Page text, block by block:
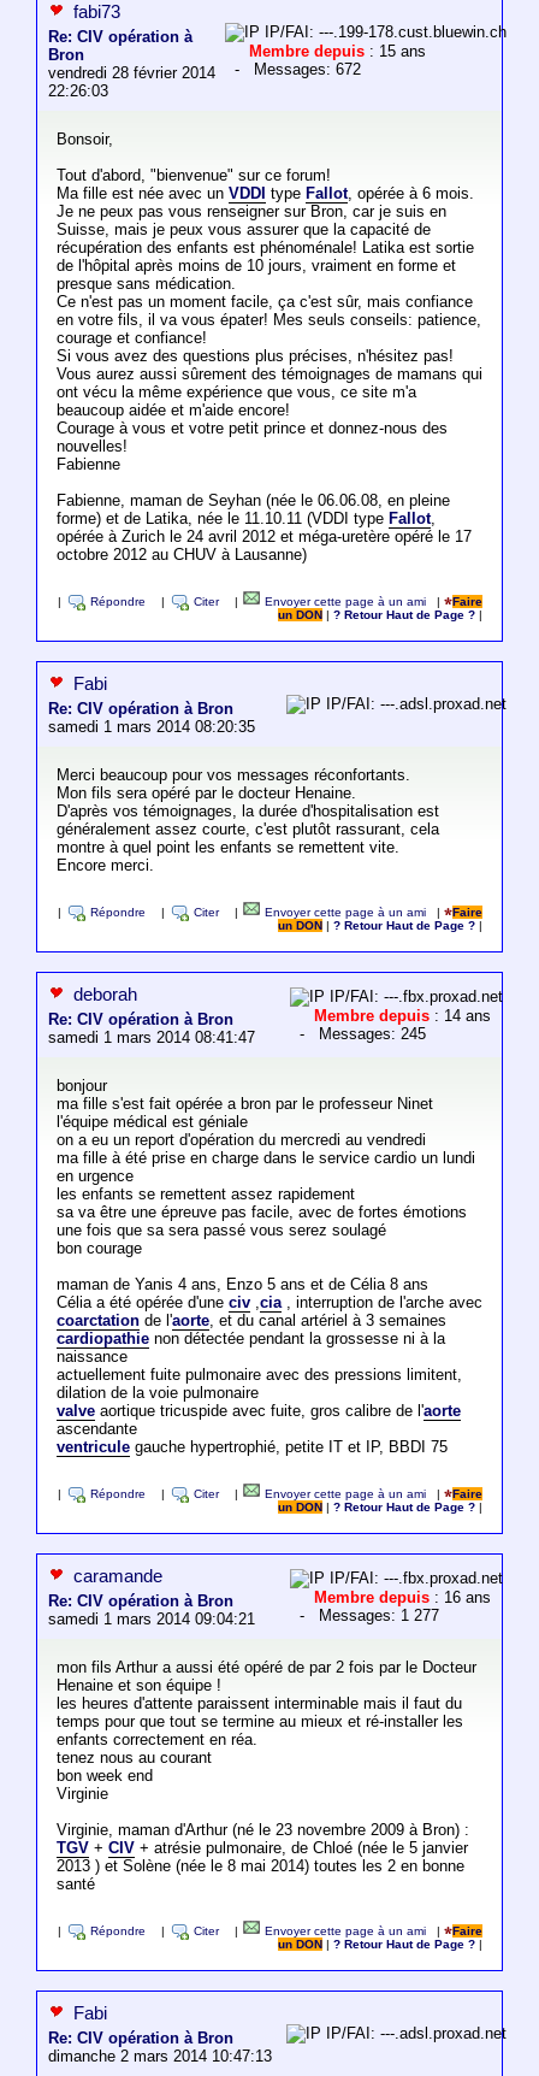
fabi73
Re: CIV opération à
Bron
vendredi 28 février 2014
22:26:03
IP/FAI: ---.199-178.cust.bluewin.ch
Membre depuis : 15 ans
- Messages: 672
Bonsoir,
Tout d'abord, "bienvenue" sur ce forum!
Ma fille est née avec un VDDI type Fallot, opérée à 6 mois.
Je ne peux pas vous renseigner sur Bron, car je suis en
Suisse, mais je peux vous assurer que la capacité de
récupération des enfants est phénoménale! Latika est sortie
de l'hôpital après moins de 10 jours, vraiment en forme et
presque sans médication.
Ce n'est pas un moment facile, ça c'est sûr, mais confiance
en votre fils, il va vous épater! Mes seuls conseils: patience,
courage et confiance!
Si vous avez des questions plus précises, n'hésitez pas!
Vous aurez aussi sûrement des témoignages de mamans qui
ont vécu la même expérience que vous, ce site m'a
beaucoup aidée et m'aide encore!
Courage à vous et votre petit prince et donnez-nous des
nouvelles!
Fabienne
Fabienne, maman de Seyhan (née le 06.06.08, en pleine
forme) et de Latika, née le 11.10.11 (VDDI type Fallot,
opérée à Zurich le 24 avril 2012 et méga-uretère opéré le 17
octobre 2012 au CHUV à Lausanne)
Répondre Citer Envoyer cette page à un ami |
Faire
un DON
|? Retour Haut de Page ?
Fabi
Re: CIV opération à Bron
samedi 1 mars 2014 08:20:35
IP/FAI: ---.adsl.proxad.net
Merci beaucoup pour vos messages réconfortants.
Mon fils sera opéré par le docteur Henaine.
D'après vos témoignages, la durée d'hospitalisation est
généralement assez courte, c'est plutôt rassurant, cela
montre à quel point les enfants se remettent vite.
Encore merci.
Répondre Citer Envoyer cette page à un ami |
Faire
un DON
|? Retour Haut de Page ?
deborah
Re: CIV opération à Bron
samedi 1 mars 2014 08:41:47
IP/FAI: ---.fbx.proxad.net
Membre depuis : 14 ans
- Messages: 245
bonjour
ma fille s'est fait opérée a bron par le professeur Ninet
l'équipe médical est géniale
on a eu un report d'opération du mercredi au vendredi
ma fille à été prise en charge dans le service cardio un lundi
en urgence
les enfants se remettent assez rapidement
sa va être une épreuve pas facile, avec de fortes émotions
une fois que sa sera passé vous serez soulagé
bon courage
maman de Yanis 4 ans, Enzo 5 ans et de Célia 8 ans
Célia a été opérée d'une civ,cia, interruption de l'arche avec
coarctationde l'aorte, et du canal artériel à 3 semaines
cardiopathienon détectée pendant la grossesse ni à la
naissance
actuellement fuite pulmonaire avec des pressions limitent,
dilation de la voie pulmonaire
valveaortique tricuspide avec fuite, gros calibre de l'aorte
ascendante
ventriculegauche hypertrophié, petite IT et IP, BBDI 75
Répondre Citer Envoyer cette page à un ami |
Faire
un DON
|? Retour Haut de Page ?
caramande
Re: CIV opération à Bron
samedi 1 mars 2014 09:04:21
IP/FAI: ---.fbx.proxad.net
Membre depuis : 16 ans
- Messages: 1 277
mon fils Arthur a aussi été opéré de par 2 fois par le Docteur
Henaine et son équipe !
les heures d'attente paraissent interminable mais il faut du
temps pour que tout se termine au mieux et ré-installer les
enfants correctement en réa.
tenez nous au courant
bon week end
Virginie
Virginie, maman d'Arthur (né le 23 novembre 2009 à Bron) :
TGV+ CIV+ atrésie pulmonaire, de Chloé (née le 5 janvier
2013 ) et Solène (née le 8 mai 2014) toutes les 2 en bonne
santé
Répondre Citer Envoyer cette page à un ami |
Faire
un DON
|? Retour Haut de Page ?
Fabi
Re: CIV opération à Bron
dimanche 2 mars 2014 10:47:13
IP/FAI: ---.adsl.proxad.net